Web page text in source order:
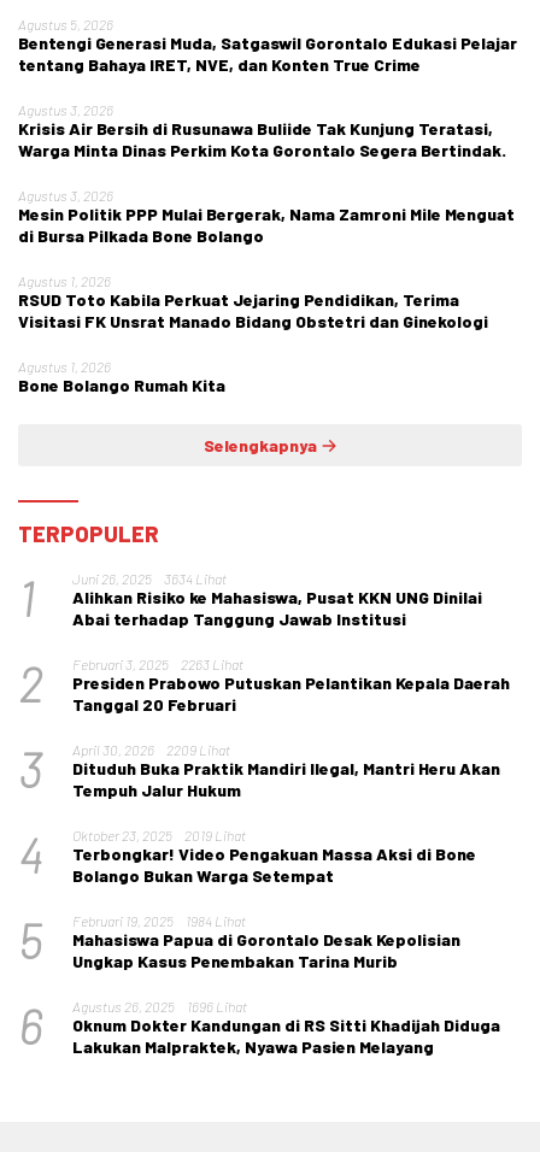
Agustus 5, 2026
Bentengi Generasi Muda, Satgaswil Gorontalo Edukasi Pelajar
tentang Bahaya IRET, NVE, dan Konten True Crime
Agustus 3, 2026
Krisis Air Bersih di Rusunawa Buliide Tak Kunjung Teratasi,
Warga Minta Dinas Perkim Kota Gorontalo Segera Bertindak.
Agustus 3, 2026
Mesin Politik PPP Mulai Bergerak, Nama Zamroni Mile Menguat
di Bursa Pilkada Bone Bolango
Agustus 1, 2026
RSUD Toto Kabila Perkuat Jejaring Pendidikan, Terima
Visitasi FK Unsrat Manado Bidang Obstetri dan Ginekologi
Agustus 1, 2026
Bone Bolango Rumah Kita
Selengkapnya
TERPOPULER
1 Juni 26, 2025 3634 Lihat
Alihkan Risiko ke Mahasiswa, Pusat KKN UNG Dinilai
Abai terhadap Tanggung Jawab Institusi
2 Februari 3, 2025 2263 Lihat
Presiden Prabowo Putuskan Pelantikan Kepala Daerah
Tanggal 20 Februari
3 April 30, 2026 2209 Lihat
Dituduh Buka Praktik Mandiri Ilegal, Mantri Heru Akan
Tempuh Jalur Hukum
4 Oktober 23, 2025 2019 Lihat
Terbongkar! Video Pengakuan Massa Aksi di Bone
Bolango Bukan Warga Setempat
5 Februari 19, 2025 1984 Lihat
Mahasiswa Papua di Gorontalo Desak Kepolisian
Ungkap Kasus Penembakan Tarina Murib
6 Agustus 26, 2025 1696 Lihat
Oknum Dokter Kandungan di RS Sitti Khadijah Diduga
Lakukan Malpraktek, Nyawa Pasien Melayang